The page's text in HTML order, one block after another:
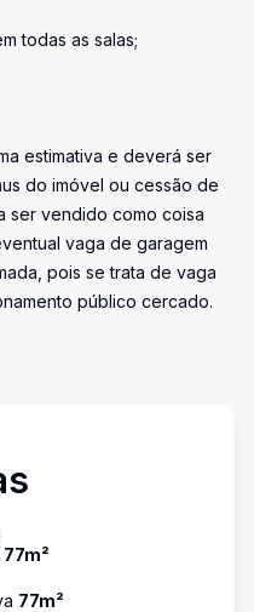
todas as salas;
estimativa e deverá ser
do imóvel ou cessão de
ser vendido como coisa
vaga de garagem
pois se trata de vaga
público cercado.
77m²
77m²